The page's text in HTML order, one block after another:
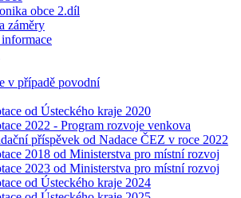
obce 2.díl
záměry
v případě povodní
od Ústeckého kraje 2020
2022 - Program rozvoje venkova
příspěvek od Nadace ČEZ v roce 2022
2018 od Ministerstva pro místní rozvoj
2023 od Ministerstva pro místní rozvoj
od Ústeckého kraje 2024